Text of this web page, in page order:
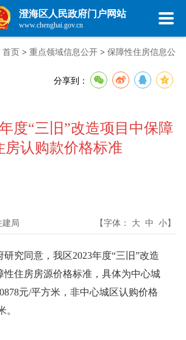
澄海区人民政府门户网站
www.chenghai.gov.cn
首页 > 重点领域信息公开 > 保障性住房信息公
分享到：
度“三旧”改造项目中保障
房认购款价格标准
建局 【字体： 大 中 小】
究同意，我区2023年度“三旧”改造
性住房房源价格标准，具体为中心城
元/平方米，非中心城区认购价格
。